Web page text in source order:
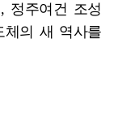
정주여건 조성
체의 새 역사를